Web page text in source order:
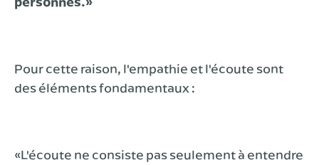
Pour cette raison, l'empathie et l'écoute sont
des éléments fondamentaux :
«L'écoute ne consiste pas seulement à entendre